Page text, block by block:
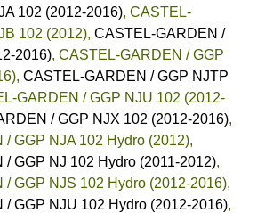
102 (2012-2016), CASTEL-
102 (2012), CASTEL-GARDEN /
2016), CASTEL-GARDEN / GGP
, CASTEL-GARDEN / GGP NJTP
GARDEN / GGP NJU 102 (2012-
/ GGP NJX 102 (2012-2016),
GGP NJA 102 Hydro (2012),
GGP NJ 102 Hydro (2011-2012),
GGP NJS 102 Hydro (2012-2016),
GGP NJU 102 Hydro (2012-2016),